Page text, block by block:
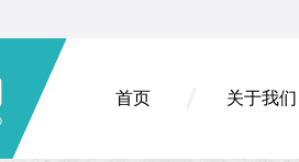
首页 关于我们